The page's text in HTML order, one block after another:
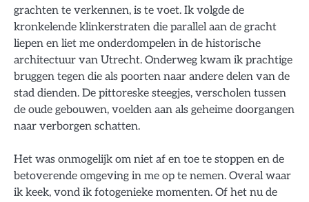
grachten te verkennen, is te voet. Ik volgde de
kronkelende klinkerstraten die parallel aan de gracht
liepen en liet me onderdompelen in de historische
architectuur van Utrecht. Onderweg kwam ik prachtige
bruggen tegen die als poorten naar andere delen van de
stad dienden. De pittoreske steegjes, verscholen tussen
de oude gebouwen, voelden aan als geheime doorgangen
naar verborgen schatten.
Het was onmogelijk om niet af en toe te stoppen en de
betoverende omgeving in me op te nemen. Overal waar
ik keek, vond ik fotogenieke momenten. Of het nu de